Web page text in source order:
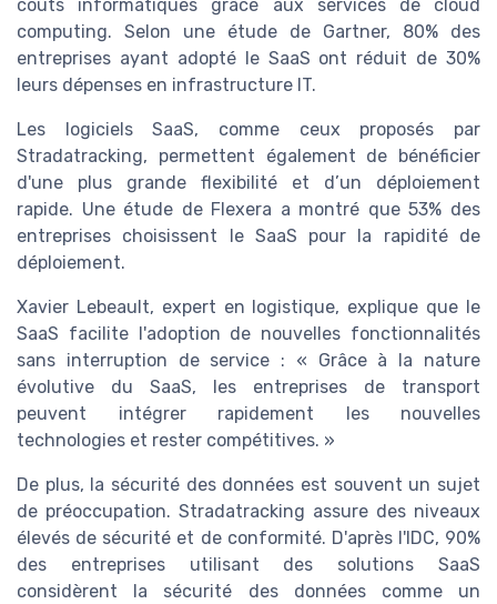
coûts informatiques grâce aux services de cloud
computing. Selon une étude de Gartner, 80% des
entreprises ayant adopté le SaaS ont réduit de 30%
leurs dépenses en infrastructure IT.
Les logiciels SaaS, comme ceux proposés par
Stradatracking, permettent également de bénéficier
d'une plus grande flexibilité et d’un déploiement
rapide. Une étude de Flexera a montré que 53% des
entreprises choisissent le SaaS pour la rapidité de
déploiement.
Xavier Lebeault, expert en logistique, explique que le
SaaS facilite l'adoption de nouvelles fonctionnalités
sans interruption de service : « Grâce à la nature
évolutive du SaaS, les entreprises de transport
peuvent intégrer rapidement les nouvelles
technologies et rester compétitives. »
De plus, la sécurité des données est souvent un sujet
de préoccupation. Stradatracking assure des niveaux
élevés de sécurité et de conformité. D'après l'IDC, 90%
des entreprises utilisant des solutions SaaS
considèrent la sécurité des données comme un